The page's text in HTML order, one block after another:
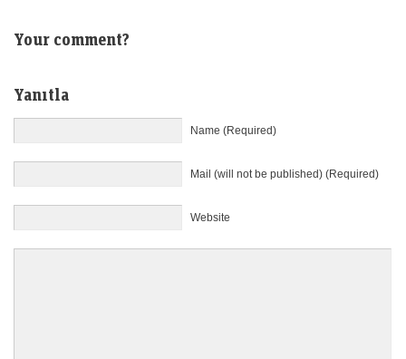
Your comment?
Yanıtla
Name (Required)
Mail (will not be published) (Required)
Website